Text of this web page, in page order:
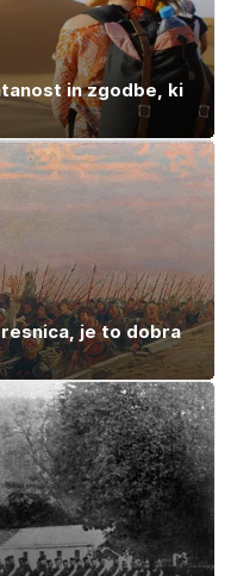
in zgodbe, ki
je to dobra